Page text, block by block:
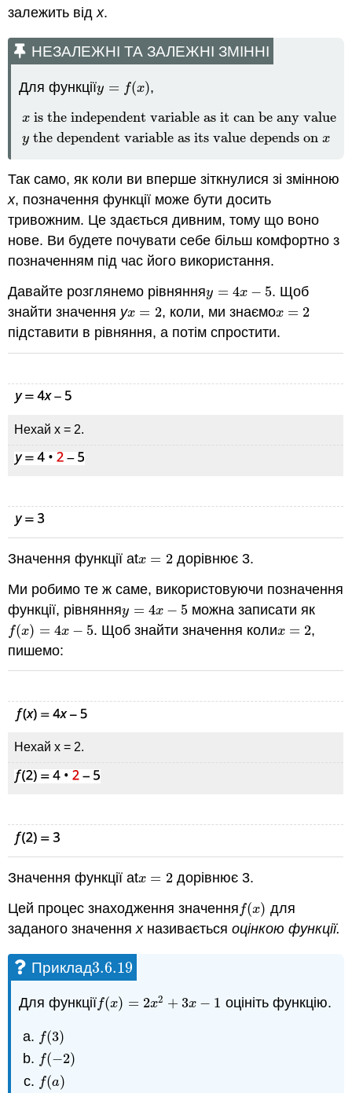
залежить відx.
НЕЗАЛЕЖНІ ТА ЗАЛЕЖНІ ЗМІННІ
Для функціїy = f(x)
y =f( x) ,
xis the independent variable as it can be any value
ythe dependent variable as its value depends on x
xis the independent variable as it can be any value
Так само, як коли ви вперше зіткнулися зі змінною
x, позначення функції може бути досить
тривожним. Це здається дивним, тому що воно
нове. Ви будете почувати себе більш комфортно з
позначенням під час його використання.
Давайте розглянемо рівнянняy = 4x − 5
y =4 x−5
. Щоб
знайти значення yx = 2
x=2 , коли, ми знаємоx = 2
x=2
підставити в рівняння, а потім спростити.
Нехай x = 2.
Значення функції atx = 2
x=2
дорівнює 3.
Ми робимо те ж саме, використовуючи позначення
функції, рівнянняy = 4x − 5
y =4 x−5 можна записати як
f(x) = 4x − 5
f(x)= 4x −5 . Щоб знайти значення колиx = 2
x=2
,
пишемо:
Нехай x = 2.
Значення функції atx = 2
x=2
дорівнює 3.
Цей процес знаходження значення f(x)
f(x)
для
заданого значенняxназиваєтьсяоцінкою функції.
Приклад3.6.19
3.6.19
Для функціїf(x) = 2x2 + 3x − 1
f(x)= 2x 2+3 x− 1 оцініть функцію.
f(3)
f(3)
f(−2)
f(−2)
f(a)
f(a)